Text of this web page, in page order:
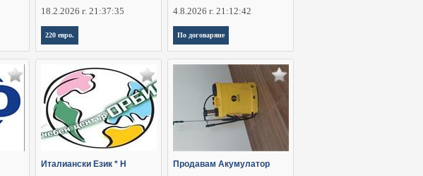
18.2.2026 г. 21:37:35
220 евро.
4.8.2026 г. 21:12:42
По договаряне
Италиански Език * Н Продавам Акумулатор